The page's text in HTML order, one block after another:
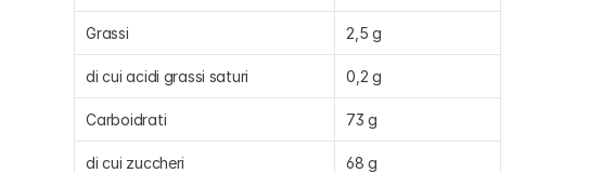
Grassi 2,5 g
di cui acidi grassi saturi 0,2 g
Carboidrati 73 g
di cui zuccheri 68 g